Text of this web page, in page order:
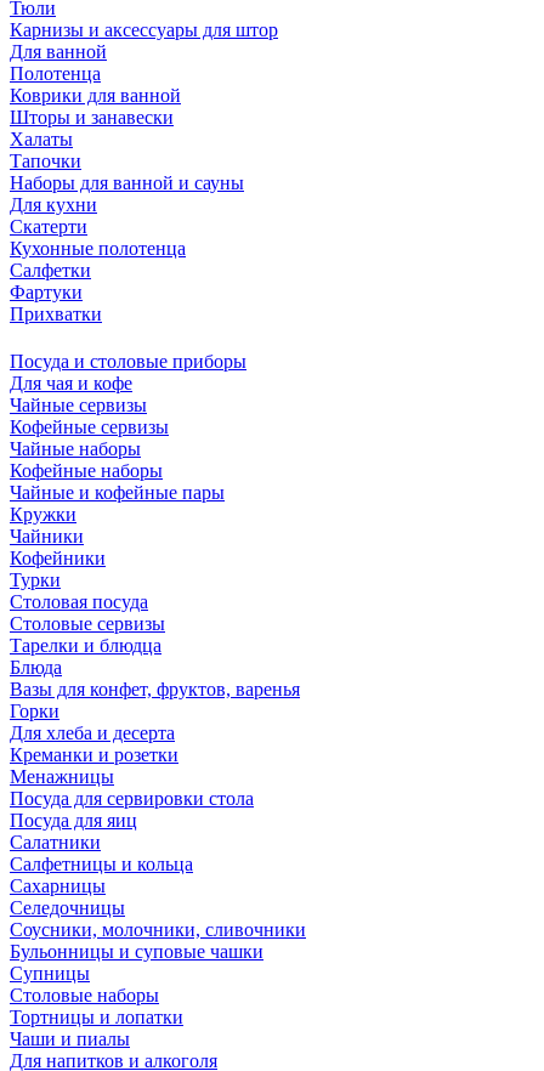
Тюли
Карнизы и аксессуары для штор
Для ванной
Полотенца
Коврики для ванной
Шторы и занавески
Халаты
Тапочки
Наборы для ванной и сауны
Для кухни
Скатерти
Кухонные полотенца
Салфетки
Фартуки
Прихватки
Посуда и столовые приборы
Для чая и кофе
Чайные сервизы
Кофейные сервизы
Чайные наборы
Кофейные наборы
Чайные и кофейные пары
Кружки
Чайники
Кофейники
Турки
Столовая посуда
Столовые сервизы
Тарелки и блюдца
Блюда
Вазы для конфет, фруктов, варенья
Горки
Для хлеба и десерта
Креманки и розетки
Менажницы
Посуда для сервировки стола
Посуда для яиц
Салатники
Салфетницы и кольца
Сахарницы
Селедочницы
Соусники, молочники, сливочники
Бульонницы и суповые чашки
Супницы
Столовые наборы
Тортницы и лопатки
Чаши и пиалы
Для напитков и алкоголя